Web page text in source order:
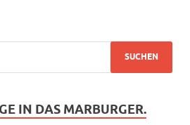
IN DAS MARBURGER.